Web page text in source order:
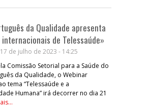
da Qualidade apresenta
de Telessaúde»
de julho de 2023 - 14:25
Comissão Setorial para a Saúde do
da Qualidade, o Webinar
tema “Telessaúde e a
Humana” irá decorrer no dia 21